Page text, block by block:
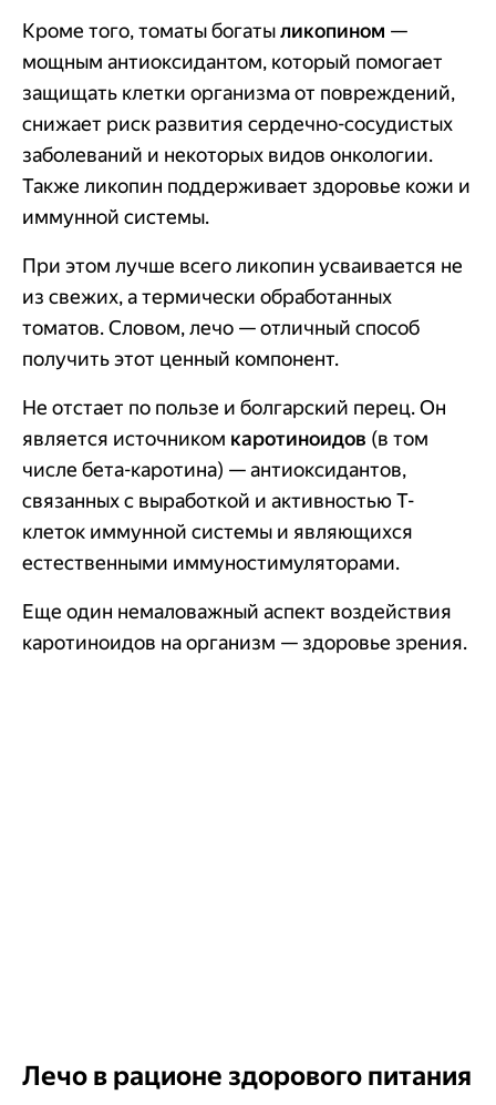
Кроме того, томаты богатыликопином —
мощным антиоксидантом, который помогает
защищать клетки организма от повреждений,
снижает риск развития сердечно-сосудистых
заболеваний и некоторых видов онкологии.
Также ликопин поддерживает здоровье кожи и
иммунной системы.
При этом лучше всего ликопин усваивается не
из свежих, а термически обработанных
томатов. Словом, лечо — отличный способ
получить этот ценный компонент.
Не отстает по пользе и болгарский перец. Он
является источником каротиноидов (в том
числе бета-каротина) — антиоксидантов,
связанных с выработкой и активностью Т-
клеток иммунной системы и являющихся
естественными иммуностимуляторами.
Еще один немаловажный аспект воздействия
каротиноидов на организм — здоровье зрения.
Лечо в рационе здорового питания